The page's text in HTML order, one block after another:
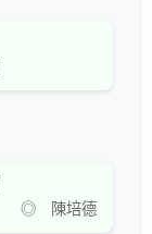
◎ 陳培德